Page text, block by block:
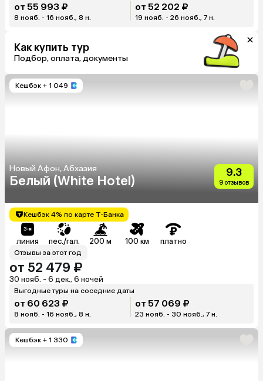
от 55 993 ₽
8 нояб. - 16 нояб., 8 н.
от 52 202 ₽
19 нояб. - 26 нояб., 7 н.
Как купить тур
Подбор, оплата, документы
Кешбэк + 1 049
Новый Афон, Абхазия
Белый (White Hotel)
9.3
9 отзывов
Кешбэк 4% по карте Т-Банка
линия пес./гал. 200 м 100 км платно
Отзывы за этот год
от 52 479 ₽
30 нояб. - 6 дек., 6 ночей
Выгодные туры на соседние даты
от 60 623 ₽
8 нояб. - 16 нояб., 8 н.
от 57 069 ₽
23 нояб. - 30 нояб., 7 н.
Кешбэк + 1 330